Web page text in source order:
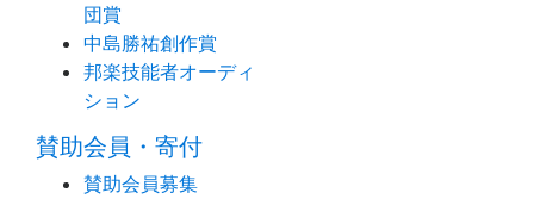
団賞
中島勝祐創作賞
邦楽技能者オーディ
ション
賛助会員・寄付
賛助会員募集